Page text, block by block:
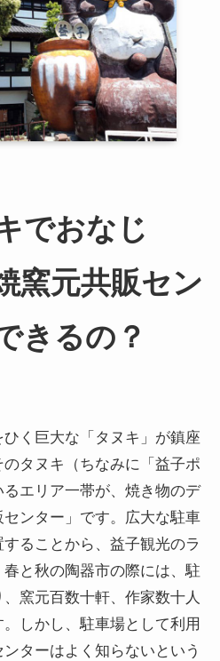
でおなじ
元共販セン
きるの？
く巨大な「タヌキ」が鎮座
タヌキ（ちなみに「益子ポ
エリア一帯が、焼き物のデ
ンター」です。広大な駐車
ることから、益子観光のラ
と秋の陶器市の際には、駐
窯元百数十軒、作家数十人
しかし、駐車場として利用
ターはよく知らないという